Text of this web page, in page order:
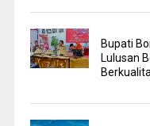
Bupati
Lulusan